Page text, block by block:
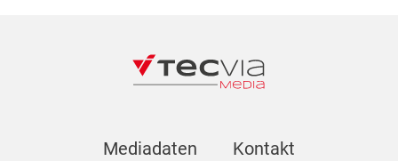
Mediadaten Kontakt